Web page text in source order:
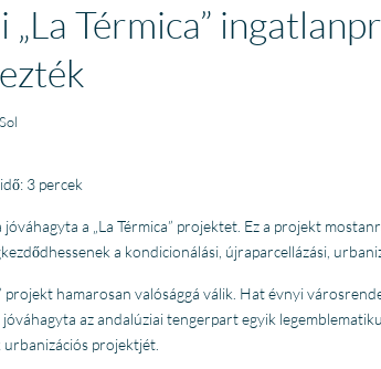
„La Térmica”
3 percek
a „La Térmica” projektet. Ez a projekt
a kondicionálási, újraparcellázási,
projekt hamarosan valósággá válik. Hat évnyi
az andalúziai tengerpart egyik
projektjét.